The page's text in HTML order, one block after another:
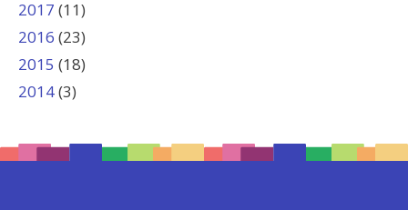
2017 (11)
2016 (23)
2015 (18)
2014(3)